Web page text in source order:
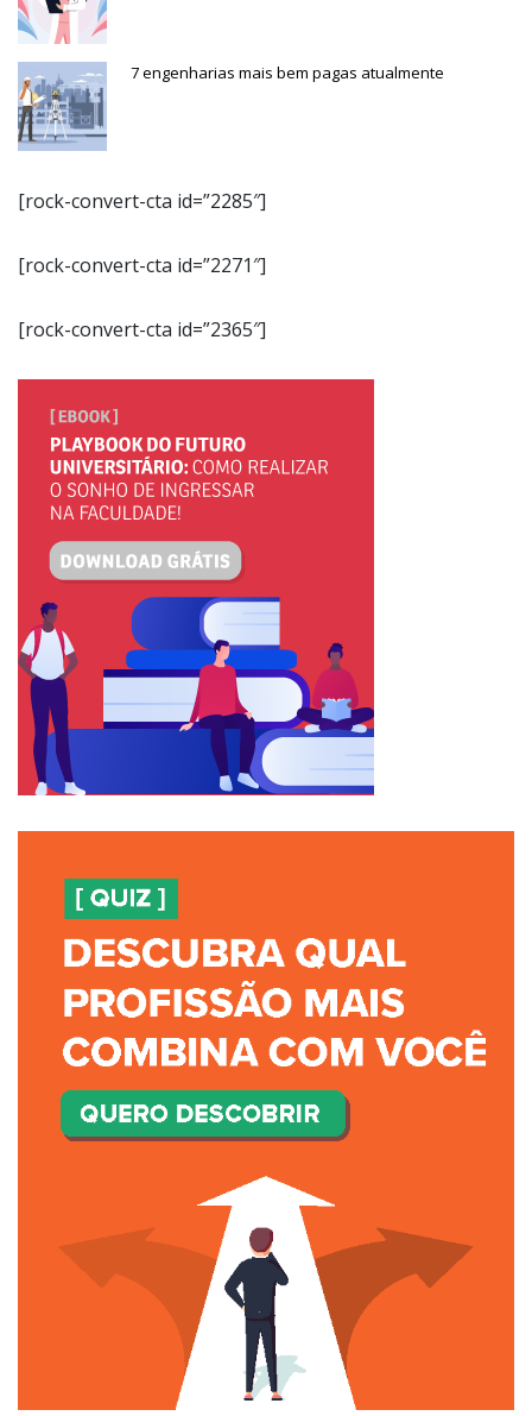
7 engenharias mais bem pagas atualmente
[rock-convert-cta id=”2285″]
[rock-convert-cta id=”2271″]
[rock-convert-cta id=”2365″]